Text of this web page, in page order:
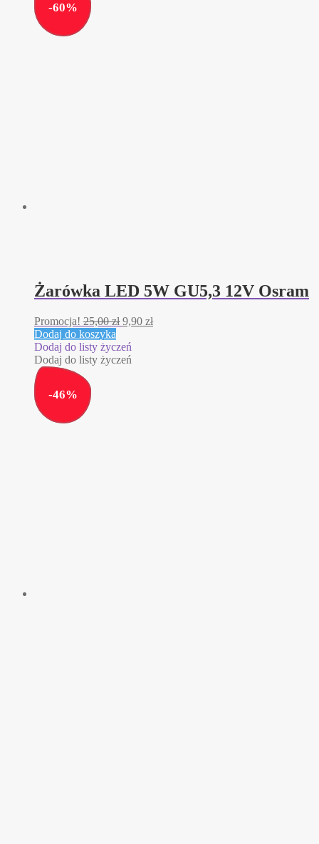
-60%
Żarówka LED 5W GU5,3 12V Osram
Promocja! 25,00zł Pierwotna
wynosiła:
25,00 zł.
9,90 złAktualna
Dodaj do koszyka
Dodaj do listy życzeń
Dodaj do listy życzeń
-46%